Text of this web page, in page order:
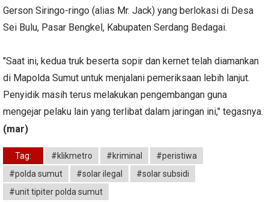
Gerson Siringo-ringo (alias Mr. Jack) yang berlokasi di Desa
Sei Bulu, Pasar Bengkel, Kabupaten Serdang Bedagai.
"Saat ini, kedua truk beserta sopir dan kernet telah diamankan
di Mapolda Sumut untuk menjalani pemeriksaan lebih lanjut.
Penyidik masih terus melakukan pengembangan guna
mengejar pelaku lain yang terlibat dalam jaringan ini," tegasnya.
(mar)
Tag: #klikmetro #kriminal
#peristiwa
#polda sumut
#solar ilegal
#solar subsidi
#unit tipiter polda sumut